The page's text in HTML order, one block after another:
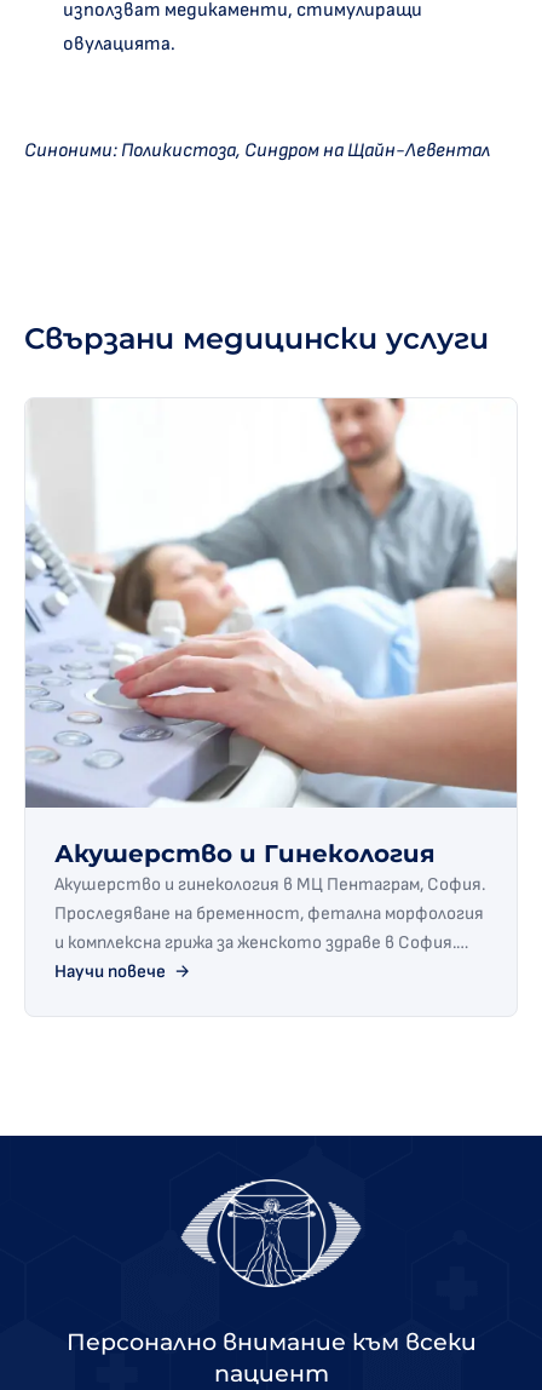
използват медикаменти, стимулиращи
овулацията.
Синоними: Поликистоза, Синдром на Щайн-Левентал
Свързани медицински услуги
Акушерство и Гинекология
Акушерство и гинекология в МЦ Пентаграм, София.
Проследяване на бременност, фетална морфология
и комплексна грижа за женското здраве в София.
Запишете час при нашите специалисти.
Научи повече
Персонално внимание към всеки
пациент